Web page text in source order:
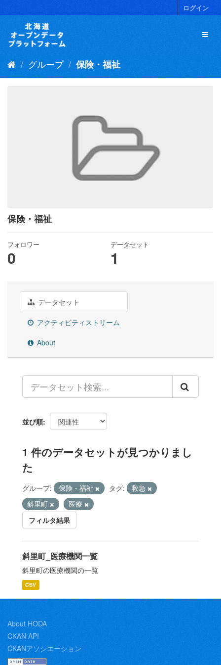
キ
ログイン
グループ 保険・福祉
保険・福祉
フォロワー
0
データセット
1
データセット
アクティビティストリーム
About
並び順
1 件のデータセットが見つかりまし
た
グループ: 保険・福祉 タグ:
救急
斜里町
医療
フィルタ結果
斜里町_医療機関一覧
斜里町の医療機関の一覧
CSV
About HODA
CKAN API
CKANアソシエーション